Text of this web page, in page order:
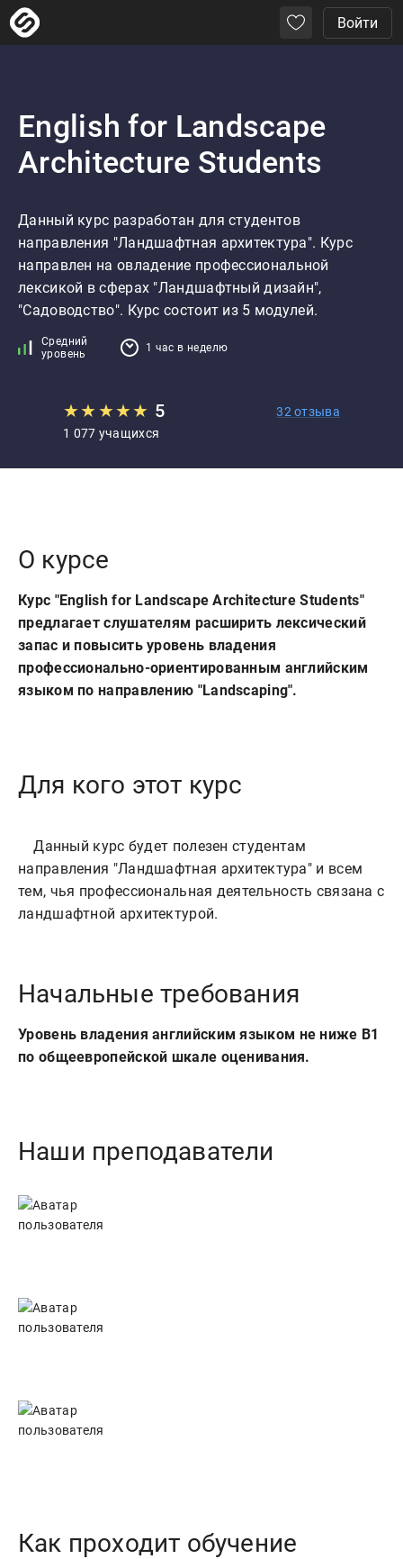
Войти
English for Landscape
Architecture Students
Данный курс разработан для студентов
направления "Ландшафтная архитектура". Курс
направлен на овладение профессиональной
лексикой в сферах "Ландшафтный дизайн",
"Садоводство". Курс состоит из 5 модулей.
Средний
уровень
1 час в неделю
★★★★★ 5
32 отзыва
1 077 учащихся
О курсе
Курс "English for Landscape Architecture Students"
предлагает слушателям расширить лексический
запас и повысить уровень владения
профессионально-ориентированным английским
языком по направлению "Landscaping".
Для кого этот курс
    Данный курс будет полезен студентам
направления "Ландшафтная архитектура" и всем
тем, чья профессиональная деятельность связана с
Начальные требования
Уровень владения английским языком не ниже B1
по общеевропейской шкале оценивания.
Наши преподаватели
Как проходит обучение